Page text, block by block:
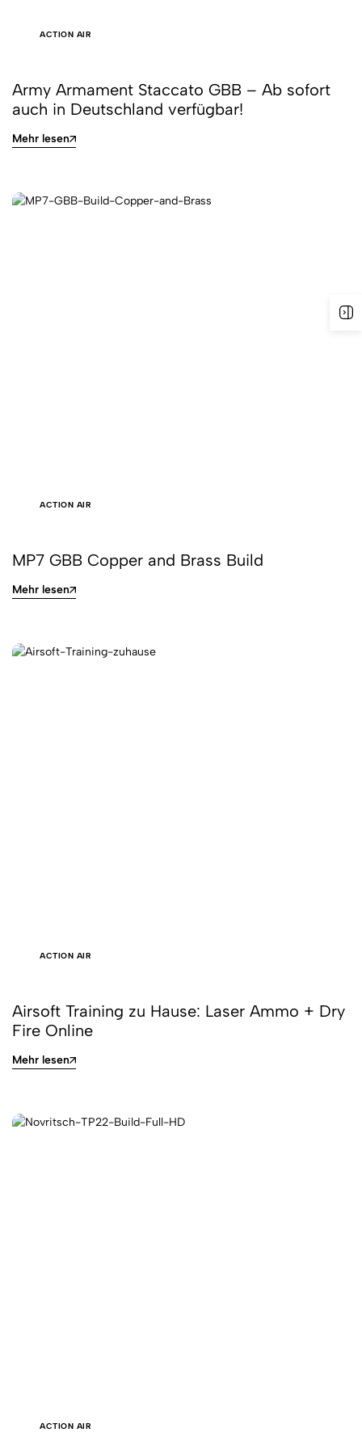
ACTION AIR
Army Armament Staccato GBB – Ab sofort
auch in Deutschland verfügbar!
Mehr lesen
ACTION AIR
MP7 GBB Copper and Brass Build
Mehr lesen
ACTION AIR
Airsoft Training zu Hause: Laser Ammo + Dry
Fire Online
Mehr lesen
ACTION AIR